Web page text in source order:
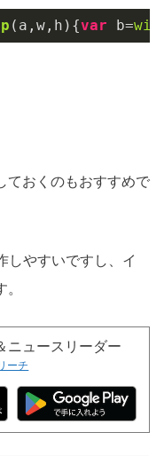
p ( a,w,h ) {var b=
ておくのもおすすめで
しやすいですし、イ
ニュースリーダー
ーチ